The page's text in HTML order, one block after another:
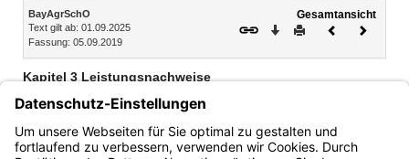
Inhalt
BayAgrSchO
Text gilt ab: 01.09.2025
Fassung: 05.09.2019
Gesamtansicht
Download
DruckenVorheriges
Kapitel 3 Leistungsnachweise
§ 66 Große Leistungsnachweise
§ 67 Kleine Leistungsnachweise
§ 68 Semesterarbeit